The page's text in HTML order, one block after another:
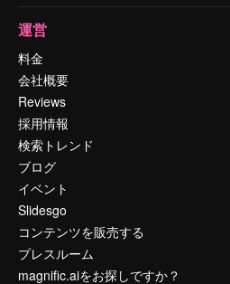
運営
料金
会社概要
Reviews
採用情報
検索トレンド
ブログ
イベント
Slidesgo
コンテンツを販売する
プレスルーム
magnific.aiをお探しですか？